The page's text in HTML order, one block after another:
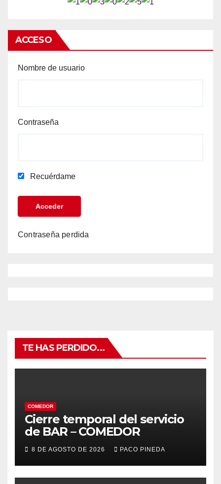
ACCESO
Nombre de usuario
Contraseña
Recuérdame
Contraseña perdida
TE HAS PERDIDO...
COMEDOR
Cierre temporal del servicio
de BAR – COMEDOR
8 DE AGOSTO DE 2026 PACO PINEDA